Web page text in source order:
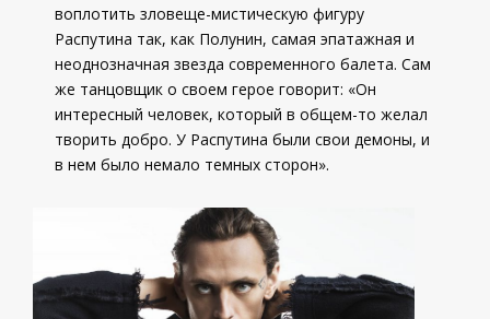
воплотить зловеще-мистическую фигуру
Распутина так, как Полунин, самая эпатажная и
неоднозначная звезда современного балета. Сам
же танцовщик о своем герое говорит: «Он
интересный человек, который в общем-то желал
творить добро. У Распутина были свои демоны, и
в нем было немало темных сторон».